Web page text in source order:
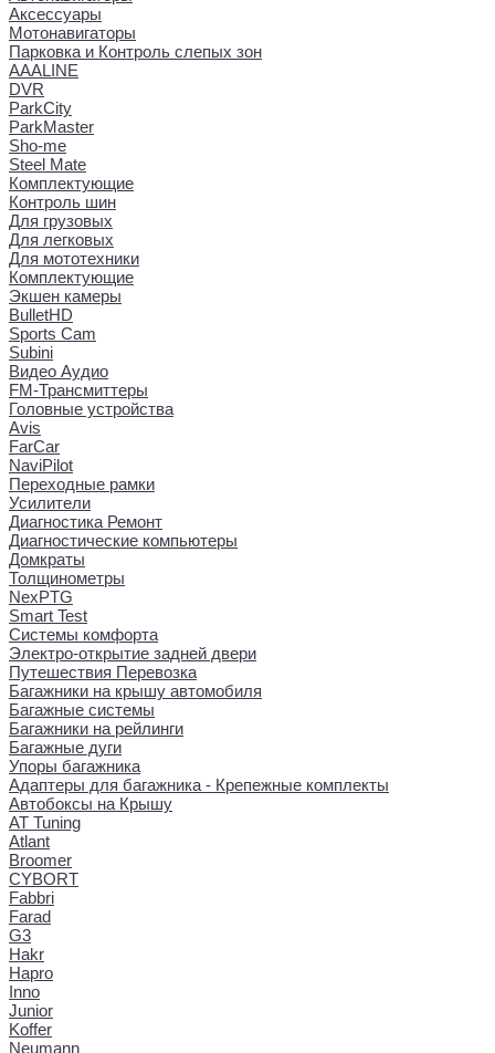
Аксессуары
Мотонавигаторы
Парковка и Контроль слепых зон
AAALINE
DVR
ParkCity
ParkMaster
Sho-me
Steel Mate
Комплектующие
Контроль шин
Для грузовых
Для легковых
Для мототехники
Комплектующие
Экшен камеры
BulletHD
Sports Cam
Subini
Видео Аудио
FM-Трансмиттеры
Головные устройства
Avis
FarCar
NaviPilot
Переходные рамки
Усилители
Диагностика Ремонт
Диагностические компьютеры
Домкраты
Толщинометры
NexPTG
Smart Test
Системы комфорта
Электро-открытие задней двери
Путешествия Перевозка
Багажники на крышу автомобиля
Багажные системы
Багажники на рейлинги
Багажные дуги
Упоры багажника
Адаптеры для багажника - Крепежные комплекты
Автобоксы на Крышу
AT Tuning
Atlant
Broomer
CYBORT
Fabbri
Farad
G3
Hakr
Hapro
Inno
Junior
Koffer
Neumann